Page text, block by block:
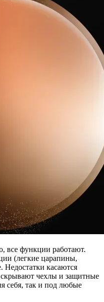
все функции работают.
(легкие царапины,
Недостатки касаются
скрывают чехлы и защитные
себя, так и под любые